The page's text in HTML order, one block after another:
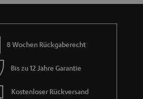
8 Wochen Rückgaberecht
Bis zu 12 Jahre Garantie
Kostenloser Rückversand